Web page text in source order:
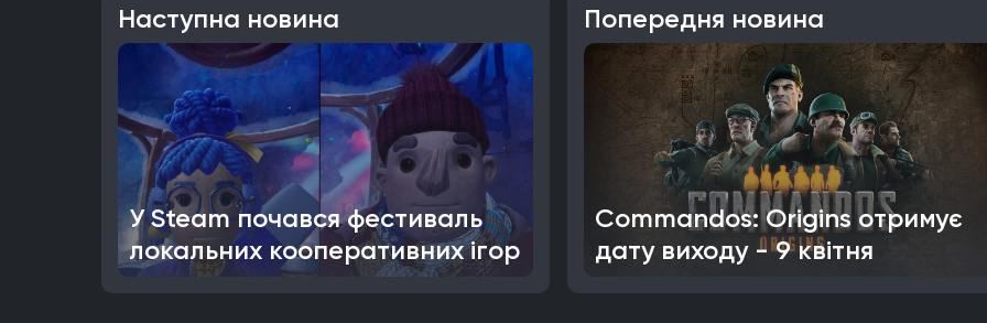
Наступна новина
У Steam почався фестиваль
локальних кооперативних ігор
Попередня новина
Commandos: Origins отримує
дату виходу - 9 квітня